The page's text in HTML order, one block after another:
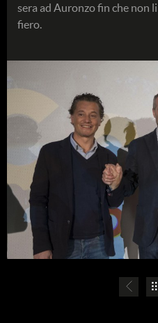
sera ad Auronzo fin che non
fiero.